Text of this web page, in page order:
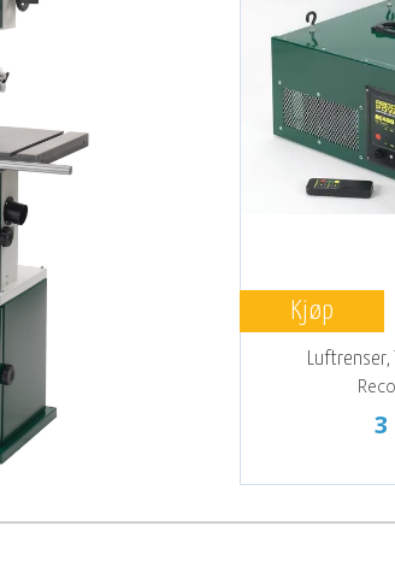
Kjøp
Luftrenser,
3